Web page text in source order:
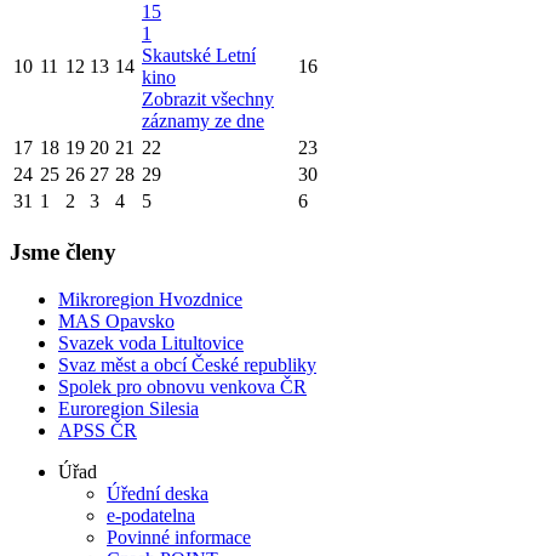
10 11 12 13 14
15
1
Skautské Letní
kino
Zobrazit všechny
záznamy ze dne
16
17 18 19 20 21 22
23
24 25 26 27 28 29
30
31 1 2 3 4 5 6
Jsme členy
Mikroregion Hvozdnice
MAS Opavsko
Svazek voda Litultovice
Svaz měst a obcí České republiky
Spolek pro obnovu venkova ČR
Euroregion Silesia
APSS ČR
Úřad
Úřední deska
e-podatelna
Povinné informace